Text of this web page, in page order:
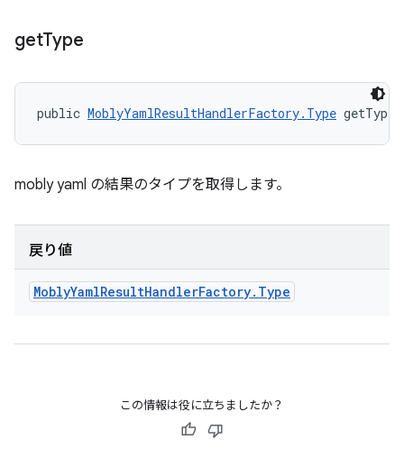
getType
public MoblyYamlResultHandlerFactory.Type
mobly yaml の結果のタイプを取得します。
戻り値
MoblyYamlResultHandlerFactory. Type
この情報は役に立ちましたか？